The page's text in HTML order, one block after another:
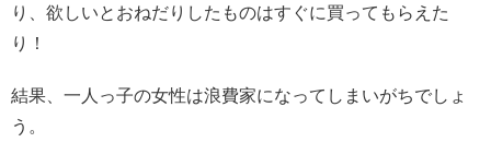
り、欲しいとおねだりしたものはすぐに買ってもらえた
り！
結果、一人っ子の女性は浪費家になってしまいがちでしょ
う。